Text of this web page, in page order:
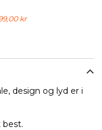
design og lyd er i
best.
kr